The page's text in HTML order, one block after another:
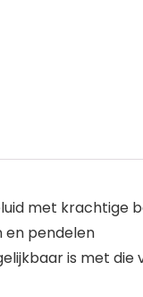
met krachtige
en pendelen
is met die